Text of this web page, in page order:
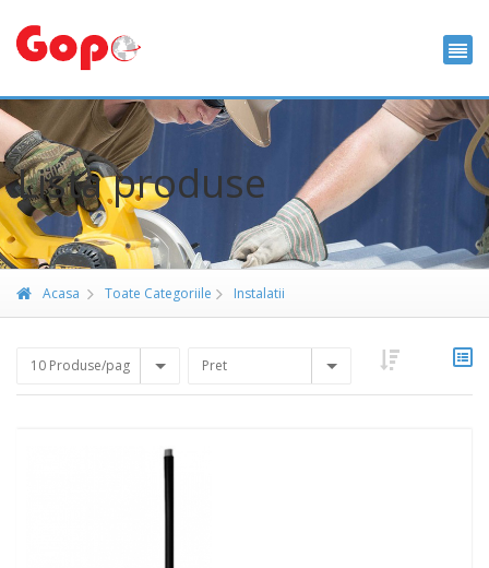
Lista produse
Acasa Toate Categoriile Instalatii
10 Produse/pag Pret